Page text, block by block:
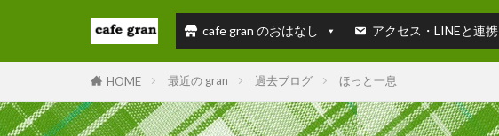
cafe gran のおはなし アクセス・LINEと連携
HOME 最近の gran 過去ブログ ほっと一息